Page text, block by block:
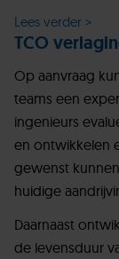
Lees verder >
TCO
Op aanvraag
teams een
ingenieurs
en ontwikkelen
gewenst
huidige
Daarnaast
de levensduur